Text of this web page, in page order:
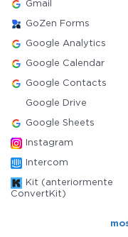
Gmail
GoZen Forms
Google Analytics
Google Calendar
Google Contacts
Google Drive
Google Sheets
Instagram
Intercom
Kit (anteriormente
ConvertKit)